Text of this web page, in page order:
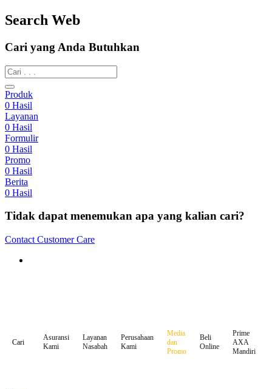
Search Web
Cari yang Anda Butuhkan
Produk
0 Hasil
Layanan
0 Hasil
Formulir
0 Hasil
Promo
0 Hasil
Berita
0 Hasil
Tidak dapat menemukan apa yang kalian cari?
Contact Customer Care
Cari
Asuransi
Kami
Layanan
Nasabah
Perusahaan
Kami
Media
dan
Promo
Beli
Online
Prime
AXA
Mandiri